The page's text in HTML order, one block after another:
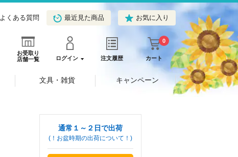
よくある質問 最近見た商品 お気に入り
お受取り
店舗一覧
ログイン 注文履歴 カート
0
文具・雑貨 キャンペーン
通常１～２日で出荷
(！お盆時期の出荷について！)